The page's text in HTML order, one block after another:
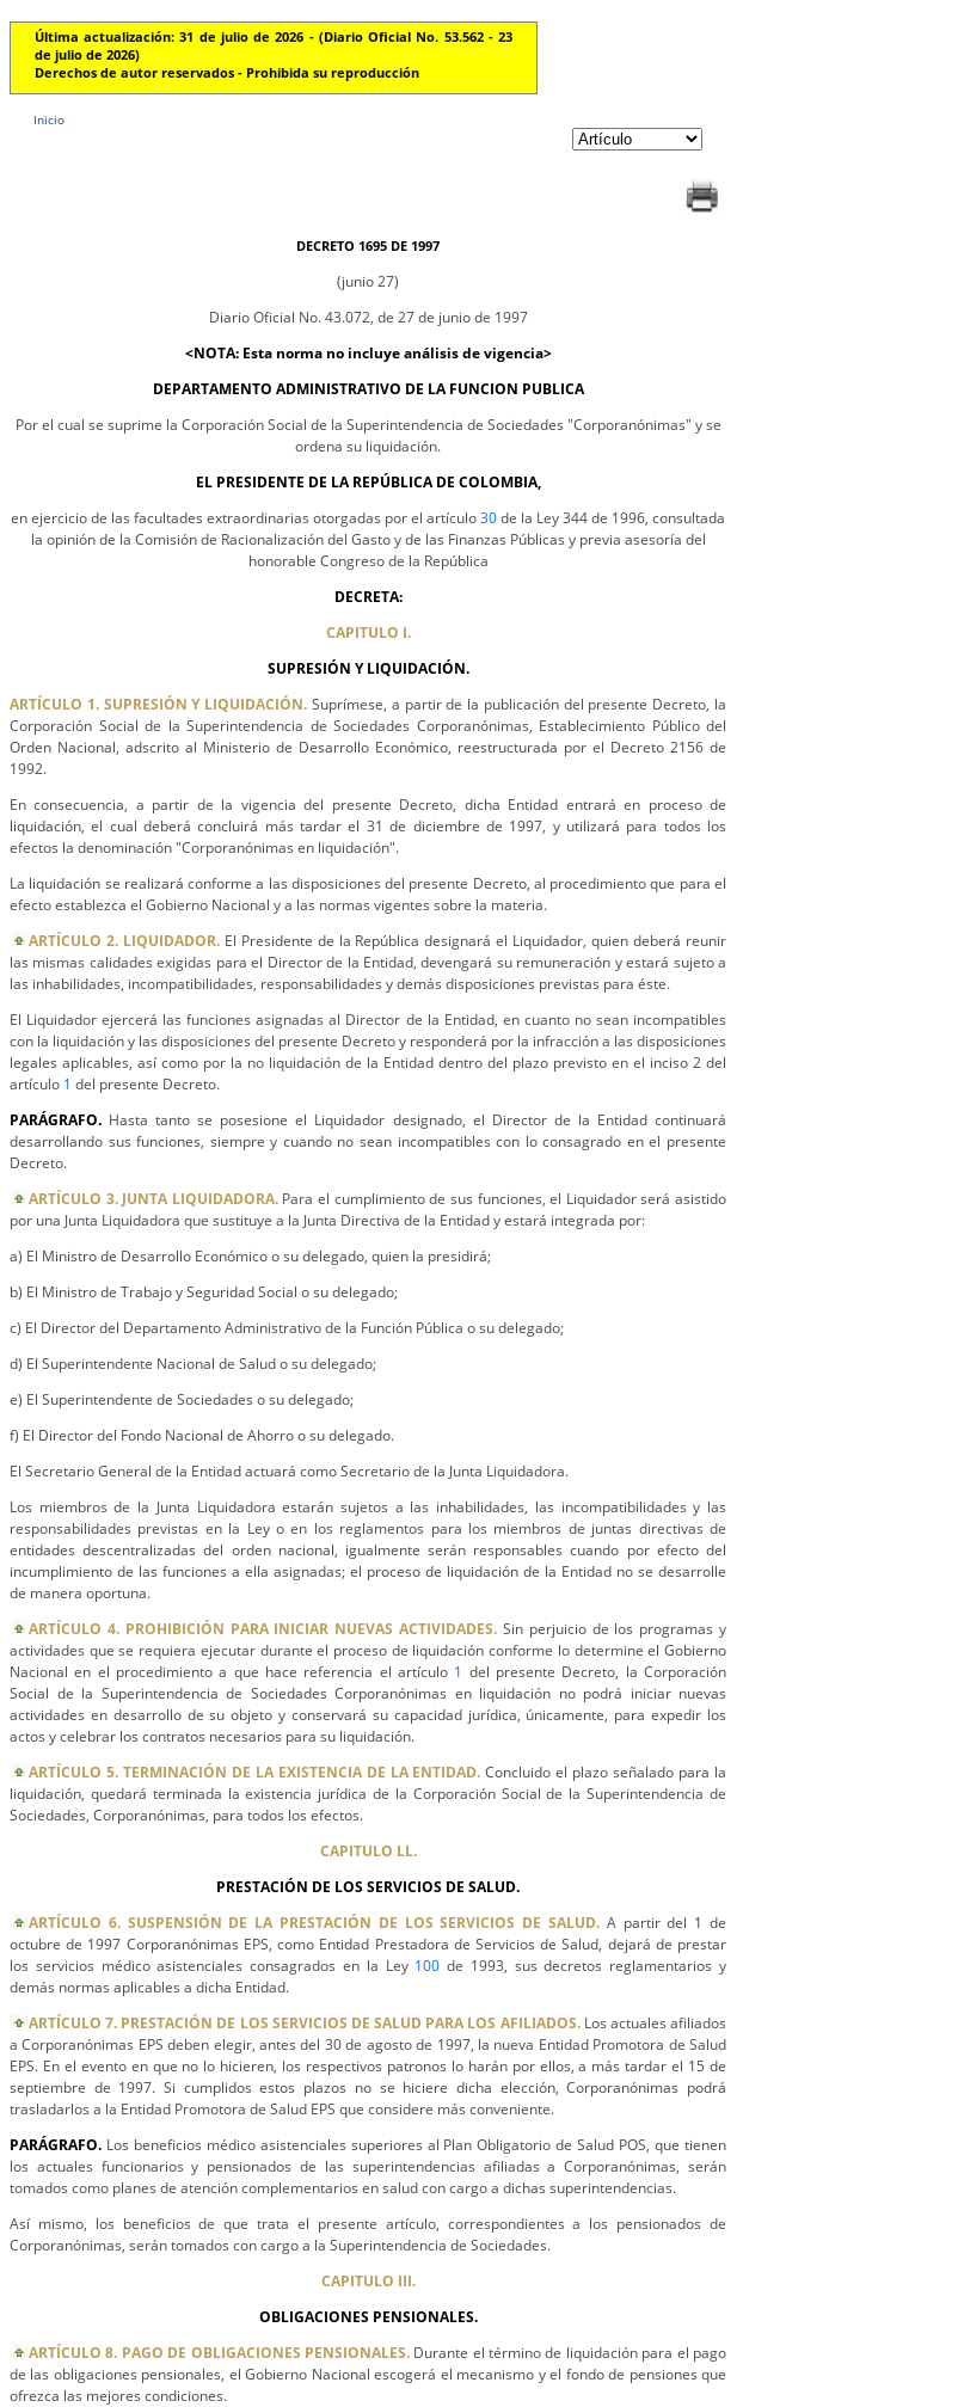
Última actualización: 31 de julio de 2026 - (Diario Oficial No. 53.562 - 23
de julio de 2026)
Derechos de autor reservados - Prohibida su reproducción
Inicio
DECRETO 1695 DE 1997
(junio 27)
Diario Oficial No. 43.072, de 27 de junio de 1997
<NOTA: Esta norma no incluye análisis de vigencia>
DEPARTAMENTO ADMINISTRATIVO DE LA FUNCION PUBLICA
Por el cual se suprime la Corporación Social de la Superintendencia de Sociedades "Corporanónimas" y se
ordena su liquidación.
EL PRESIDENTE DE LA REPÚBLICA DE COLOMBIA,
en ejercicio de las facultades extraordinarias otorgadas por el artículo30de la Ley 344 de 1996, consultada
la opinión de la Comisión de Racionalización del Gasto y de las Finanzas Públicas y previa asesoría del
honorable Congreso de la República
DECRETA:
CAPITULO I.
SUPRESIÓN Y LIQUIDACIÓN.
ARTÍCULO 1. SUPRESIÓN Y LIQUIDACIÓN. Suprímese, a partir de la publicación del presente Decreto, la
Corporación Social de la Superintendencia de Sociedades Corporanónimas, Establecimiento Público del
Orden Nacional, adscrito al Ministerio de Desarrollo Económico, reestructurada por el Decreto 2156 de
1992.
En consecuencia, a partir de la vigencia del presente Decreto, dicha Entidad entrará en proceso de
liquidación, el cual deberá concluirá más tardar el 31 de diciembre de 1997, y utilizará para todos los
efectos la denominación "Corporanónimas en liquidación".
La liquidación se realizará conforme a las disposiciones del presente Decreto, al procedimiento que para el
efecto establezca el Gobierno Nacional y a las normas vigentes sobre la materia.
ARTÍCULO 2. LIQUIDADOR.El Presidente de la República designará el Liquidador, quien deberá reunir
las mismas calidades exigidas para el Director de la Entidad, devengará su remuneración y estará sujeto a
las inhabilidades, incompatibilidades, responsabilidades y demás disposiciones previstas para éste.
El Liquidador ejercerá las funciones asignadas al Director de la Entidad, en cuanto no sean incompatibles
con la liquidación y las disposiciones del presente Decreto y responderá por la infracción a las disposiciones
legales aplicables, así como por la no liquidación de la Entidad dentro del plazo previsto en el inciso 2 del
artículo 1 del presente Decreto.
PARÁGRAFO. Hasta tanto se posesione el Liquidador designado, el Director de la Entidad continuará
desarrollando sus funciones, siempre y cuando no sean incompatibles con lo consagrado en el presente
Decreto.
ARTÍCULO 3. JUNTA LIQUIDADORA.Para el cumplimiento de sus funciones, el Liquidador será asistido
por una Junta Liquidadora que sustituye a la Junta Directiva de la Entidad y estará integrada por:
a) El Ministro de Desarrollo Económico o su delegado, quien la presidirá;
b) El Ministro de Trabajo y Seguridad Social o su delegado;
c) El Director del Departamento Administrativo de la Función Pública o su delegado;
d) El Superintendente Nacional de Salud o su delegado;
e) El Superintendente de Sociedades o su delegado;
f) El Director del Fondo Nacional de Ahorro o su delegado.
El Secretario General de la Entidad actuará como Secretario de la Junta Liquidadora.
Los miembros de la Junta Liquidadora estarán sujetos a las inhabilidades, las incompatibilidades y las
responsabilidades previstas en la Ley o en los reglamentos para los miembros de juntas directivas de
entidades descentralizadas del orden nacional, igualmente serán responsables cuando por efecto del
incumplimiento de las funciones a ella asignadas; el proceso de liquidación de la Entidad no se desarrolle
de manera oportuna.
ARTÍCULO 4. PROHIBICIÓN PARA INICIAR NUEVAS ACTIVIDADES. Sin perjuicio de los programas y
actividades que se requiera ejecutar durante el proceso de liquidación conforme lo determine el Gobierno
Nacional en el procedimiento a que hace referencia el artículo 1 del presente Decreto, la Corporación
Social de la Superintendencia de Sociedades Corporanónimas en liquidación no podrá iniciar nuevas
actividades en desarrollo de su objeto y conservará su capacidad jurídica, únicamente, para expedir los
actos y celebrar los contratos necesarios para su liquidación.
ARTÍCULO 5. TERMINACIÓN DE LA EXISTENCIA DE LA ENTIDAD. Concluido el plazo señalado para la
liquidación, quedará terminada la existencia jurídica de la Corporación Social de la Superintendencia de
Sociedades, Corporanónimas, para todos los efectos.
CAPITULO LL.
PRESTACIÓN DE LOS SERVICIOS DE SALUD.
ARTÍCULO 6. SUSPENSIÓN DE LA PRESTACIÓN DE LOS SERVICIOS DE SALUD. A partir del 1 de
octubre de 1997 Corporanónimas EPS, como Entidad Prestadora de Servicios de Salud, dejará de prestar
los servicios médico asistenciales consagrados en la Ley 100 de 1993, sus decretos reglamentarios y
demás normas aplicables a dicha Entidad.
ARTÍCULO 7. PRESTACIÓN DE LOS SERVICIOS DE SALUD PARA LOS AFILIADOS.Los actuales afiliados
a Corporanónimas EPS deben elegir, antes del 30 de agosto de 1997, la nueva Entidad Promotora de Salud
EPS. En el evento en que no lo hicieren, los respectivos patronos lo harán por ellos, a más tardar el 15 de
septiembre de 1997. Si cumplidos estos plazos no se hiciere dicha elección, Corporanónimas podrá
trasladarlos a la Entidad Promotora de Salud EPS que considere más conveniente.
PARÁGRAFO. Los beneficios médico asistenciales superiores al Plan Obligatorio de Salud POS, que tienen
los actuales funcionarios y pensionados de las superintendencias afiliadas a Corporanónimas, serán
tomados como planes de atención complementarios en salud con cargo a dichas superintendencias.
Así mismo, los beneficios de que trata el presente artículo, correspondientes a los pensionados de
Corporanónimas, serán tomados con cargo a la Superintendencia de Sociedades.
CAPITULO III.
OBLIGACIONES PENSIONALES.
ARTÍCULO 8. PAGO DE OBLIGACIONES PENSIONALES.Durante el término de liquidación para el pago
de las obligaciones pensionales, el Gobierno Nacional escogerá el mecanismo y el fondo de pensiones que
ofrezca las mejores condiciones.